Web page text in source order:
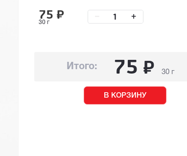
75 ₽
30 г
+
Итого: 75 ₽ 30 г
В КОРЗИНУ